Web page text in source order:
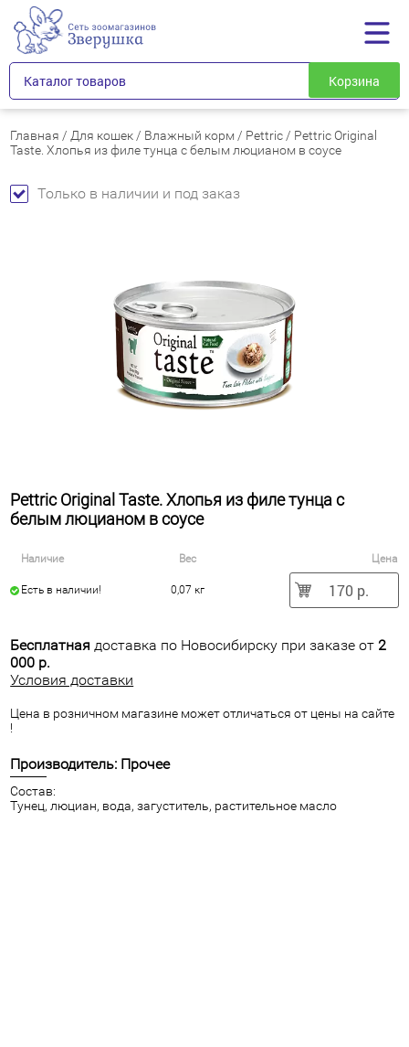
Каталог товаров Корзина
Главная / Для кошек / Влажный корм / Pettric / Pettric Original
Taste. Хлопья из филе тунца с белым люцианом в соусе
Только в наличии и под заказ
Pettric Original Taste. Хлопья из филе тунца с
белым люцианом в соусе
Наличие Вес Цена
Есть в наличии! 0,07 кг 170 р.
Бесплатная доставка по Новосибирску при заказе от 2
000 р.
Условия доставки
Цена в розничном магазине может отличаться от цены на сайте
!
Производитель: Прочее
Состав:
Тунец, люциан, вода, загуститель, растительное масло